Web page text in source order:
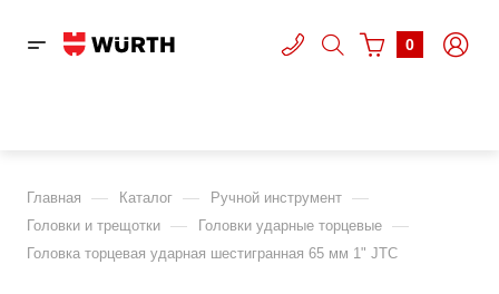
0
Главная — Каталог — Ручной инструмент —
Головки и трещотки — Головки ударные торцевые —
Головка торцевая ударная шестигранная 65 мм 1" JTC